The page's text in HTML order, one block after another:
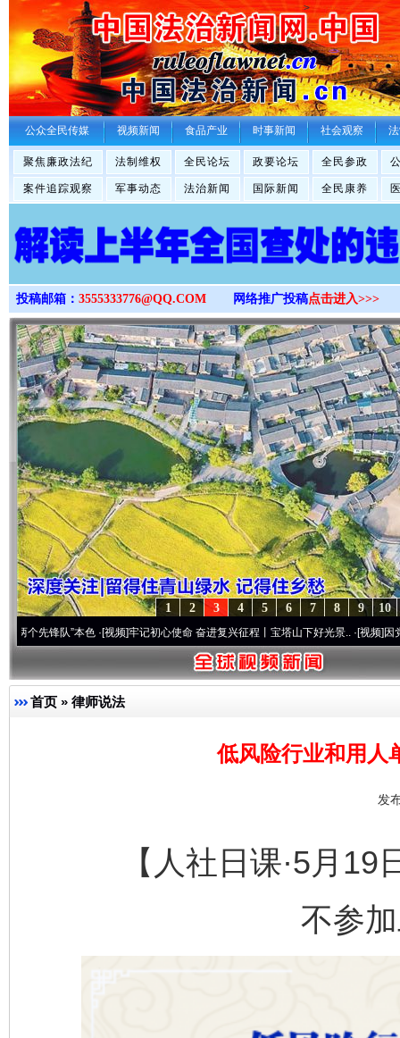
>
公众全民传媒 视频新闻 食品产业 时事新闻 社会观察
聚焦廉政法纪 法制维权 全民论坛 政要论坛 全民参政
案件追踪观察 军事动态 法治新闻 国际新闻 全民康养
投稿邮箱： 3555333776@QQ.COM 网络推广投稿点击进入>>>
10
9
8
7
6
5
4
3
2
1
”本色·[视频]牢记初心使命 奋进复兴征程丨宝塔山下好光景..·[视频]因党而生 为党
首页 » 律师说法
低风险行业和用人
发
【人社日课·5月19日
不参